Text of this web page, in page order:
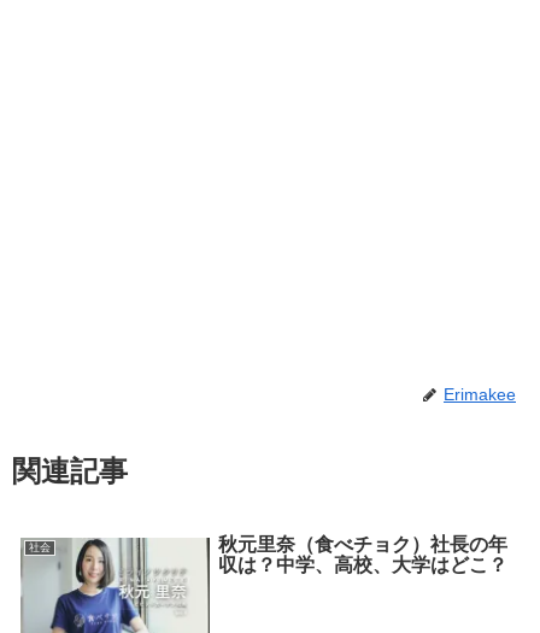
Erimakee
関連記事
社会
秋元里奈（食べチョク）社長の年
収は？中学、高校、大学はどこ？